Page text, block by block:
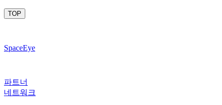
TOP
SpaceEye
파트너
네트워크